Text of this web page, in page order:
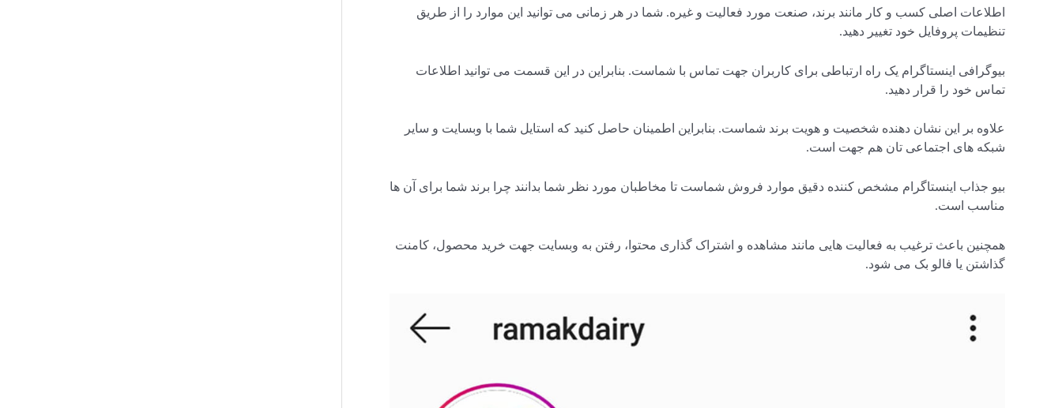
اطلاعات اصلی کسب و کار مانند برند، صنعت مورد فعالیت و غیره. شما در هر زمانی می توانید این موارد را از طریق
تنظیمات پروفایل خود تغییر دهید.
بیوگرافی اینستاگرام یک راه ارتباطی برای کاربران جهت تماس با شماست. بنابراین در این قسمت می توانید اطلاعات
تماس خود را قرار دهید.
علاوه بر این نشان دهنده شخصیت و هویت برند شماست. بنابراین اطمینان حاصل کنید که استایل شما با وبسایت و سایر
شبکه های اجتماعی تان هم جهت است.
بیو جذاب اینستاگرام مشخص کننده دقیق موارد فروش شماست تا مخاطبان مورد نظر شما بدانند چرا برند شما برای آن ها
مناسب است.
همچنین باعث ترغیب به فعالیت هایی مانند مشاهده و اشتراک گذاری محتوا، رفتن به وبسایت جهت خرید محصول، کامنت
گذاشتن یا فالو بک می شود.